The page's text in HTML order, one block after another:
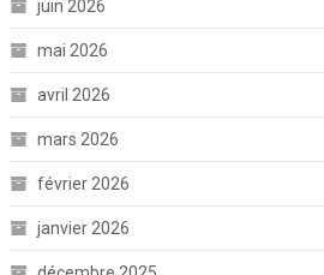
juin 2026
mai 2026
avril 2026
mars 2026
février 2026
janvier 2026